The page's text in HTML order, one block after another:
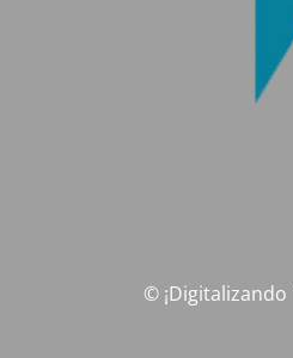
© ¡Digitalizando